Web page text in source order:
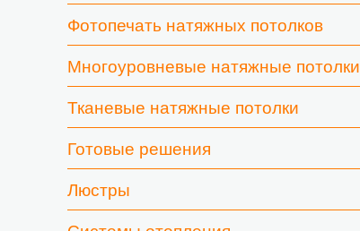
Фотопечать натяжных потолков
Многоуровневые натяжные потолки
Тканевые натяжные потолки
Готовые решения
Люстры